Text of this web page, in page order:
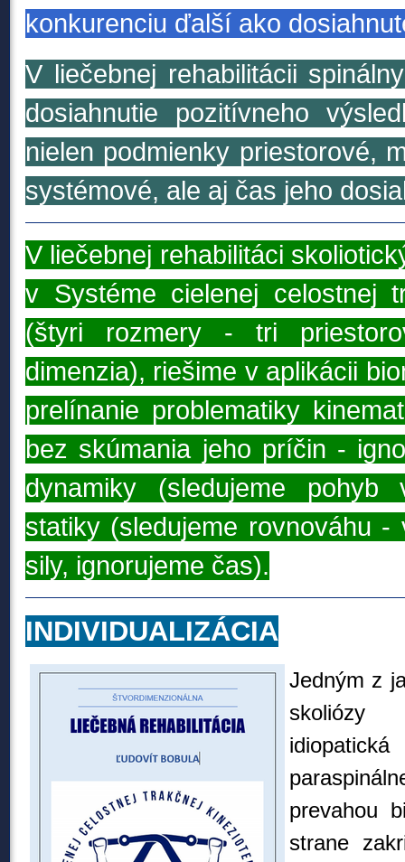
konkurenciu ďalší ako
V liečebnej rehabilitácii
dosiahnutie pozitívneho
nielen podmienky priestorové,
systémové, ale aj čas jeho
V liečebnej rehabilitáci
v Systéme cielenej celostnej
(štyri rozmery - tri
dimenzia), riešime v aplikácii
prelínanie problematiky
bez skúmania jeho príčin -
dynamiky (sledujeme pohyb
statiky (sledujeme rovnováhu
sily, ignorujeme čas).
INDIVIDUALIZÁCIA
Jedným z
prevahou
strane